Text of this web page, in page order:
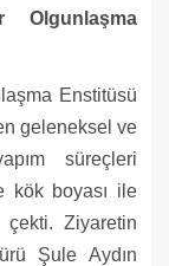
Olgunlaşma
Enstitüsü
geleneksel ve
süreçleri
kök boyası ile
çekti. Ziyaretin
Şule Aydın